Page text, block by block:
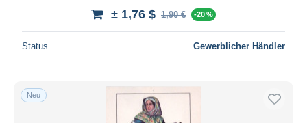
± 1,76 $ 1,90 € -20 %
Status Gewerblicher Händler
Neu